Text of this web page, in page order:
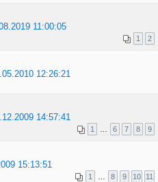
11:00:05
1 2
12:26:21
14:57:41
1 6 7 8 9
15:13:51
1 8 9 10 11